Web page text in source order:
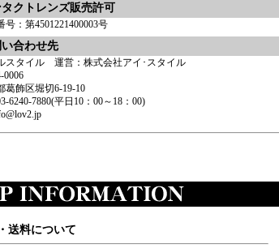
タクトレンズ販売許可
号：第4501221400003号
い合わせ先
スタイル 運営：株式会社アイ･スタイル
0006
葛飾区堀切6-19-10
6240-7880(平日10：00～18：00)
送料について